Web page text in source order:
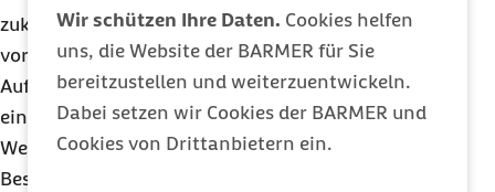
Wir schützen Ihre Daten. Cookies helfen
uns, die Website der BARMER für Sie
bereitzustellen und weiterzuentwickeln.
Dabei setzen wir Cookies der BARMER und
Cookies von Drittanbietern ein.
zukommen. Für die seit dem Bundeshaushalt 2022
vorgesehene Beteiligung des Bundes an den
Aufwendungen der sozialen Pflegeversicherung ist
eine Milliarde Euro für das Jahr 2023 vorgesehen.
Weiterhin sind rund drei Milliarden Euro zur
Beschaffung von Impfstoffen gegen COVID-19